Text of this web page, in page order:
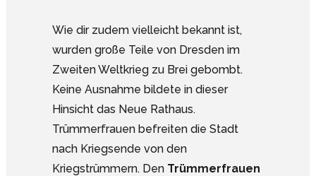
Wie dir zudem vielleicht bekannt ist,
wurden große Teile von Dresden im
Zweiten Weltkrieg zu Brei gebombt.
Keine Ausnahme bildete in dieser
Hinsicht das Neue Rathaus.
Trümmerfrauen befreiten die Stadt
nach Kriegsende von den
Kriegstrümmern. Den Trümmerfrauen